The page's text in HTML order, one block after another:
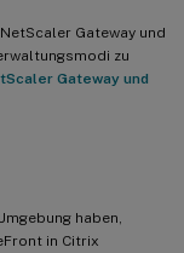
Gateway und
zu
Gateway und
haben,
in Citrix